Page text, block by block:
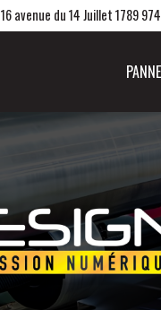
16 avenue du 14 Juillet 1789